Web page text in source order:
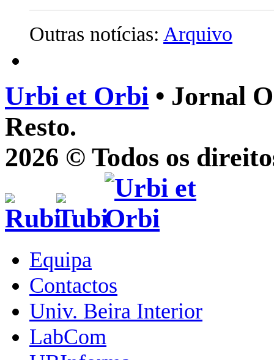
Outras notícias: Arquivo
Urbi et Orbi • Jornal
Resto.
2026 © Todos os
Equipa
Contactos
Univ. Beira Interior
LabCom